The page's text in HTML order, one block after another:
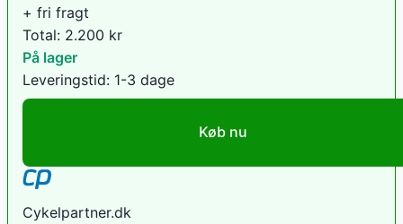
+ fri fragt
Total: 2.200 kr
På lager
Leveringstid: 1-3 dage
Køb nu
Cykelpartner.dk